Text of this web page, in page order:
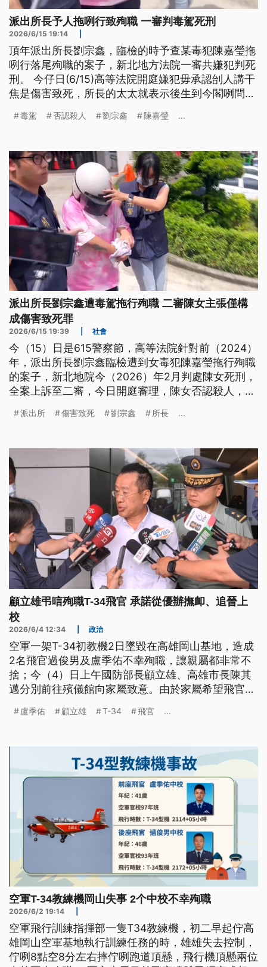
派出所長予人拖咧行致殉職 一審判毒駕死刑
2026/6/15 19:14
頂年派出所長劉宗鑫，臨檢的時予查某毒犯陳嘉瑩拖
咧行落尾殉職的案子，新北地方法院一審共嫌犯判死
刑。 今仔日(6/15)高等法院開庭嫌犯毋承認刣人講干
焦是傷害致死，所長的太太就表示後生到今閣咧問爸
題、導言為台語文）
毒駕 否認殺人 劉宗鑫 陳嘉瑩 ...
派出所長劉宗鑫遭毒駕拖行殉職 二審陳女主張僅構
成傷害致死罪
2026/6/15 19:39 社會
今（15）日是615警察節，高等法院針對前（2024）
年，派出所長劉宗鑫臨檢遭到女毒犯陳嘉瑩拖行殉職
的案子，新北地院今（2026）年2月判處陳女死刑，
全案上訴至二審，今日開庭審理，陳女否認殺人，主
與庭審，她傷心表示，孩子至今還一直問爸爸在哪？
派出所 傷害致死 劉宗鑫 所長 ...
顧立雄弔唁殉職T-34飛官 承諾從優辦撫卹、追晉上
校
2026/6/4 12:34 政治
空軍一架T-34初教機2日墜毀在高雄岡山基地，造成
2名飛官過俊男及盧季佑不幸殉職，讓親屬都非常不
捨；今（4）日上午國防部長顧立雄、高雄市長陳其
邁分別前往殯儀館向家屬致意。由於家屬希望飛官能
追晉為上校，也將從優撫卹並協調入祀。
盧季佑 顧立雄 T-34 飛官 ...
空軍T-34教練機岡山失事 2个中校不幸殉職
2026/6/2 19:14
空軍飛行訓練指揮部一隻T34教練機，初二早起佇高
雄岡山空軍基地執行訓練任務的時，雄雄失去控制，
佇咧8點空8分左右摔佇咧跑道頂懸，飛行機頂懸兩位